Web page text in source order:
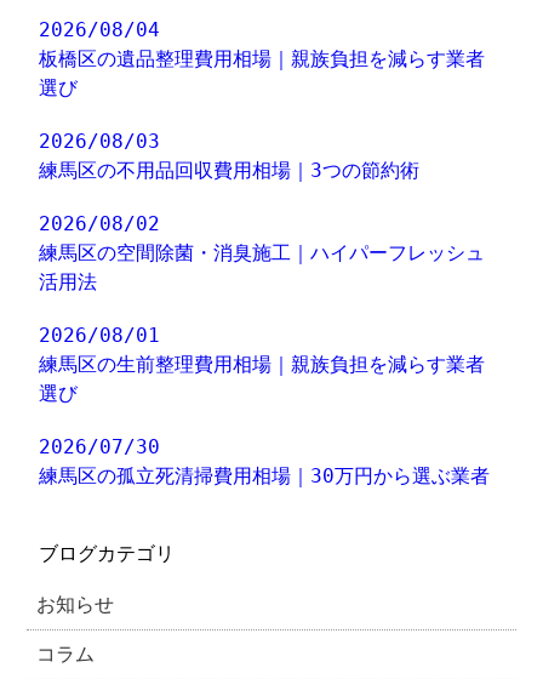
2026/08/04
板橋区の遺品整理費用相場｜親族負担を減らす業者
選び
2026/08/03
練馬区の不用品回収費用相場｜3つの節約術
2026/08/02
練馬区の空間除菌・消臭施工｜ハイパーフレッシュ
活用法
2026/08/01
練馬区の生前整理費用相場｜親族負担を減らす業者
選び
2026/07/30
練馬区の孤立死清掃費用相場｜30万円から選ぶ業者
ブログカテゴリ
お知らせ
コラム